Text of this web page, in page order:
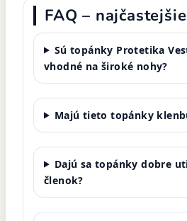
FAQ –
Sú topánky Protetika
vhodné na široké nohy?
Majú tieto topánky
Dajú sa topánky dobre
členok?